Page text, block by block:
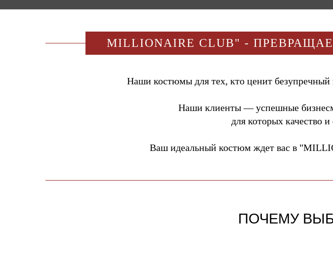
MILLIONAIRE CLUB" -
Наши костюмы для тех, кто ценит
Наши клиенты — успешные
для которых качество
Ваш идеальный костюм ждет вас в
ПОЧЕМУ